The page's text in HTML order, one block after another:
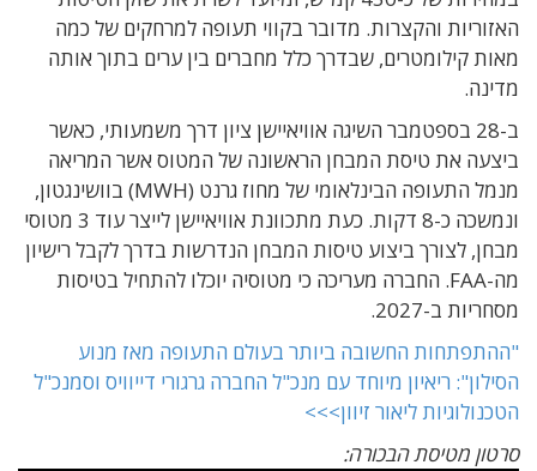
האזוריות והקצרות. מדובר בקווי תעופה למרחקים של כמה
מאות קילומטרים, שבדרך כלל מחברים בין ערים בתוך אותה
מדינה.
ב-28 בספטמבר השיגה אוויאיישן ציון דרך משמעותי, כאשר
ביצעה את טיסת המבחן הראשונה של המטוס אשר המריאה
מנמל התעופה הבינלאומי של מחוז גרנט (MWH) בוושינגטון,
ונמשכה כ-8 דקות. כעת מתכוונת אוויאיישן לייצר עוד 3 מטוסי
מבחן, לצורך ביצוע טיסות המבחן הנדרשות בדרך לקבל רישיון
מה-FAA. החברה מעריכה כי מטוסיה יוכלו להתחיל בטיסות
מסחריות ב-2027.
"ההתפתחות החשובה ביותר בעולם התעופה מאז מנוע
הסילון": ריאיון מיוחד עם מנכ"ל החברה גרגורי דייוויס וסמנכ"ל
הטכנולוגיות ליאור זיוון>>>
סרטון מטיסת הבכורה: